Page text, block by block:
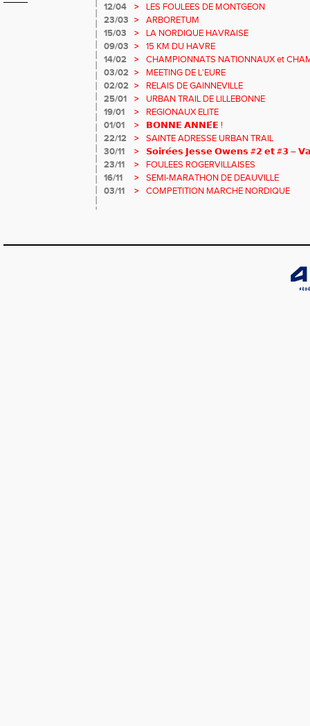
12/04
>
LES FOULEES DE MONTGEON
23/03 >
ARBORETUM
15/03
>
LA NORDIQUE HAVRAISE
09/03 >
15 KM DU HAVRE
14/02
>
CHAMPIONNATS NATIONNAUX et
MASTERS
03/02 >
MEETING DE L'EURE
02/02 >
RELAIS DE GAINNEVILLE
25/01
>
URBAN TRAIL DE LILLEBONNE
19/01
>
REGIONAUX ELITE
01/01
>
𝗕𝗢𝗡𝗡𝗘 𝗔𝗡𝗡𝗘́𝗘 !
22/12
>
SAINTE ADRESSE URBAN TRAIL
30/11
>
𝗦𝗼𝗶𝗿𝗲́𝗲𝘀 𝗝𝗲𝘀𝘀𝗲 𝗢𝘄𝗲𝗻𝘀 #𝟮 𝗲𝘁 #𝟯 –
23/11
>
FOULEES ROGERVILLAISES
16/11
>
SEMI-MARATHON DE DEAUVILLE
03/11
> COMPETITION MARCHE NORDIQUE